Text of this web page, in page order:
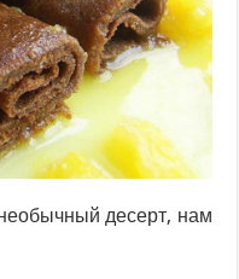
десерт, нам